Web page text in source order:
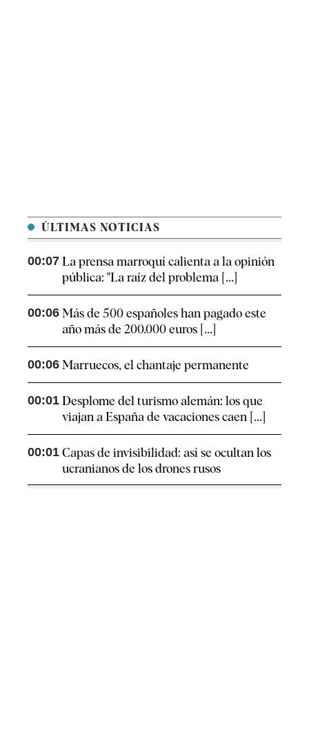
ÚLTIMAS NOTICIAS
00:07 La prensa marroquí calienta a la opinión
pública: "La raíz del problema [...]
00:06 Más de 500 españoles han pagado este
año más de 200.000 euros [...]
00:06 Marruecos, el chantaje permanente
00:01 Desplome del turismo alemán: los que
viajan a España de vacaciones caen [...]
00:01 Capas de invisibilidad: así se ocultan los
ucranianos de los drones rusos